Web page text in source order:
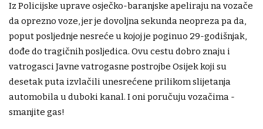
Iz Policijske uprave osječko-baranjske apeliraju na vozače
da oprezno voze, jer je dovoljna sekunda neopreza pa da,
poput posljednje nesreće u kojoj je poginuo 29-godišnjak,
dođe do tragičnih posljedica. Ovu cestu dobro znaju i
vatrogasci Javne vatrogasne postrojbe Osijek koji su
desetak puta izvlačili unesrećene prilikom slijetanja
automobila u duboki kanal. I oni poručuju vozačima -
smanjite gas!